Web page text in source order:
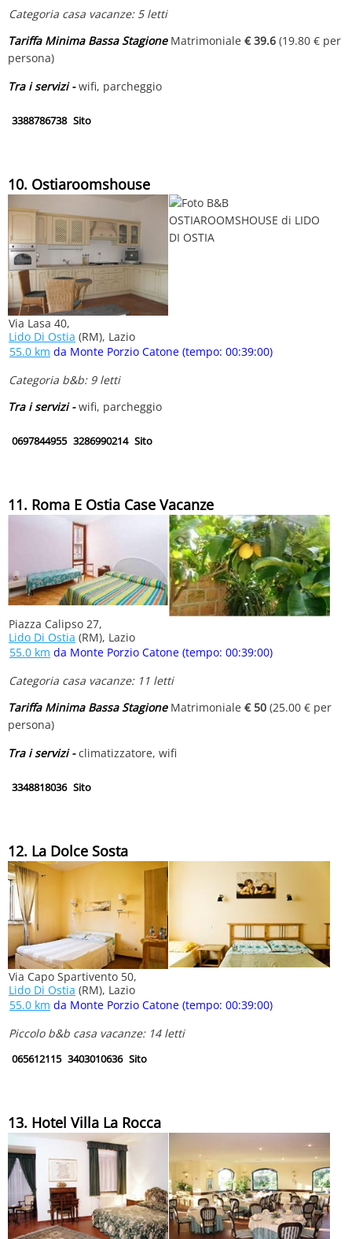
Categoria casa vacanze: 5 letti
Tariffa Minima Bassa StagioneMatrimoniale € 39.6 (19.80 € per
persona)
Tra i servizi -wifi, parcheggio
3388786738 Sito
10. Ostiaroomshouse
Via Lasa 40,
Lido Di Ostia (RM), Lazio
55.0 km da Monte Porzio Catone (tempo: 00:39:00)
Categoria b&b: 9 letti
Tra i servizi -wifi, parcheggio
0697844955 3286990214 Sito
11. Roma E Ostia Case Vacanze
Piazza Calipso 27,
Lido Di Ostia (RM), Lazio
55.0 km da Monte Porzio Catone (tempo: 00:39:00)
Categoria casa vacanze: 11 letti
Tariffa Minima Bassa StagioneMatrimoniale € 50 (25.00 € per
persona)
Tra i servizi -climatizzatore, wifi
3348818036 Sito
12. La Dolce Sosta
Via Capo Spartivento 50,
Lido Di Ostia (RM), Lazio
55.0 km da Monte Porzio Catone (tempo: 00:39:00)
Piccolo b&b casa vacanze: 14 letti
065612115 3403010636 Sito
13. Hotel Villa La Rocca